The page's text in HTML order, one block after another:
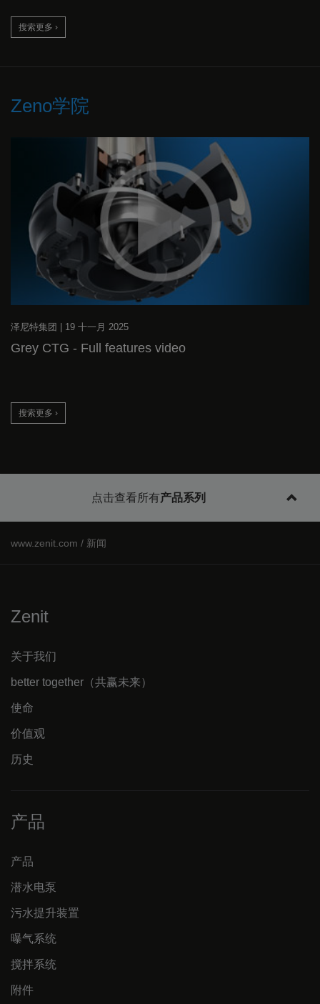
搜索更多 ›
Zeno学院
泽尼特集团 19 十一月 2025
Grey CTG - Full features video
搜索更多 ›
点击查看所有产品系列
新闻
Zenit
关于我们
better together（共赢未来）
使命
价值观
历史
产品
产品
潜水电泵
污水提升装置
曝气系统
搅拌系统
附件